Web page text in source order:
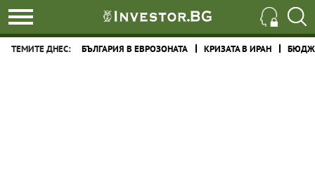
ТЕМИТЕ ДНЕС: БЪЛГАРИЯ В ЕВРОЗОНАТА КРИЗАТА В ИРАН